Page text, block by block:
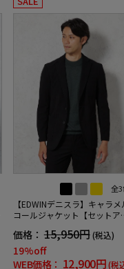
全
【EDWINデニスラ】キャラメ
コールジャケット【セットア
秋冬
価格： 15,950円(税込)
19%off
WEB価格： 12,900円(税